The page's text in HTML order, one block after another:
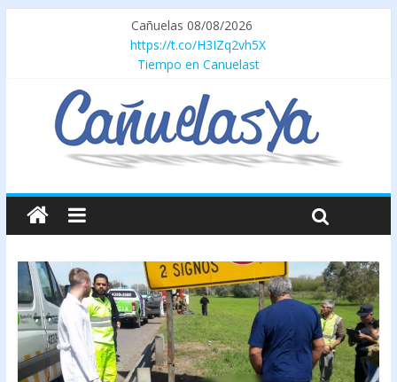
Cañuelas 08/08/2026
https://t.co/H3IZq2vh5X
Tiempo en Canuelast